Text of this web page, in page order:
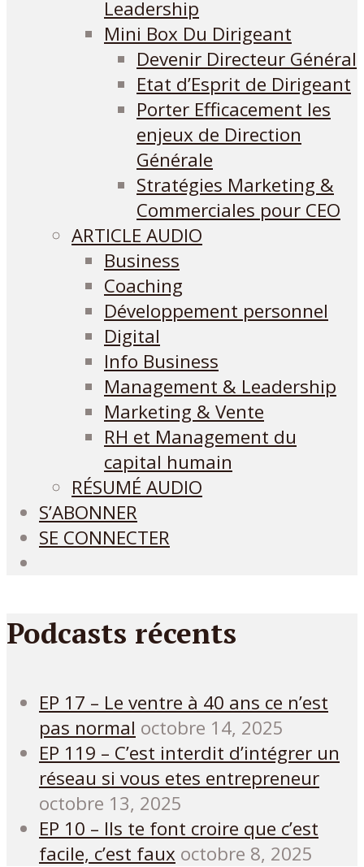
Leadership
Mini Box Du Dirigeant
Devenir Directeur Général
Etat d’Esprit de Dirigeant
Porter Efficacement les
enjeux de Direction
Générale
Stratégies Marketing &
Commerciales pour CEO
ARTICLE AUDIO
Business
Coaching
Développement personnel
Digital
Info Business
Management & Leadership
Marketing & Vente
RH et Management du
capital humain
RÉSUMÉ AUDIO
S’ABONNER
SE CONNECTER
Podcasts récents
EP 17 – Le ventre à 40 ans ce n’est
pas normal octobre 14, 2025
EP 119 – C’est interdit d’intégrer un
réseau si vous etes entrepreneur
octobre 13, 2025
EP 10 – Ils te font croire que c’est
facile, c’est faux octobre 8, 2025